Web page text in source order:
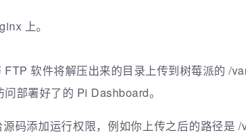
上。
软件将解压出来的目录上传到树莓派的 /
问部署好了的 Pi Dashboard。
码添加运行权限，例如你上传之后的路径是 /